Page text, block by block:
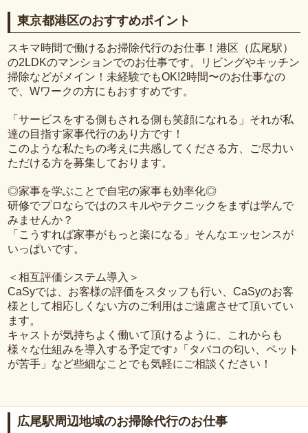
東京都港区のおすすめポイント
スキマ時間で働けるお掃除代行のお仕事！港区（広尾駅）
の2LDKのマンションでのお仕事です。リビングやキッチン
掃除などがメイン！未経験でもOK!2時間〜のお仕事なの
で、Wワークの方にもおすすめです。
「サービスをする側もされる側も笑顔になれる」それが私
達の目指す家事代行のあり方です！
このような私たちの考えに共感してくださる方、ご尽力い
ただける方を募集しております。
◎家事を学ぶことで自宅の家事も効率化◎
研修でプロならではのスキルやテクニックをまずは学んで
みませんか？
「こうすれば家事がもっと楽になる」そんなエッセンスが
いっぱいです。
＜相互評価システム導入＞
CaSyでは、お客様の評価をスタッフも行い、CaSyのお客
様として相応しくない方のご利用はご遠慮させて頂いてい
ます。
キャストが気持ちよく働いて頂けるように、これからも
様々な仕組みを導入する予定です♪「タバコの匂い、ペット
が苦手」など些細なことでも気軽にご相談ください！
広尾駅周辺地域のお掃除代行のお仕事